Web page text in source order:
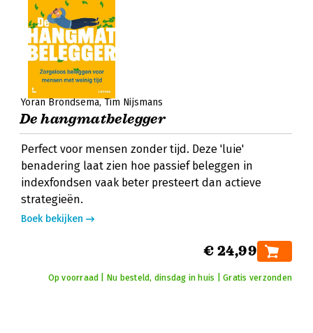
Yoran Brondsema Tim Nijsmans
De hangmatbelegger
Perfect voor mensen zonder tijd. Deze 'luie'
benadering laat zien hoe passief beleggen in
indexfondsen vaak beter presteert dan actieve
strategieën.
Boek bekijken
€ 24,99
Op voorraad | Nu besteld, dinsdag in huis | Gratis verzonden